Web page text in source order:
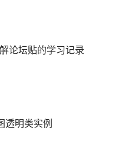
论坛贴的学习记录
明类实例